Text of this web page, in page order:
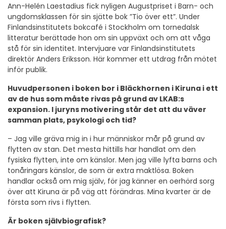
Ann-Helén Laestadius fick nyligen Augustpriset i Barn- och
ungdomsklassen för sin sjätte bok ”Tio över ett”. Under
Finlandsinstitutets bokcafé i Stockholm om tornedalsk
litteratur berättade hon om sin uppväxt och om att våga
stå för sin identitet. Intervjuare var Finlandsinstitutets
direktör Anders Eriksson. Här kommer ett utdrag från mötet
inför publik.
Huvudpersonen i boken bor i Bläckhornen i Kiruna i ett
av de hus som måste rivas på grund av LKAB:s
expansion. I juryns motivering står det att du väver
samman plats, psykologi och tid?
– Jag ville gräva mig in i hur människor mår på grund av
flytten av stan. Det mesta hittills har handlat om den
fysiska flytten, inte om känslor. Men jag ville lyfta barns och
tonåringars känslor, de som är extra maktlösa. Boken
handlar också om mig själv, för jag känner en oerhörd sorg
över att Kiruna är på väg att förändras. Mina kvarter är de
första som rivs i flytten.
Är boken självbiografisk?